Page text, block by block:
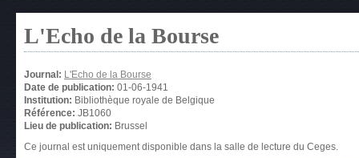
L'Echo de la Bourse
Journal: L'Echo de la Bourse
Date de publication: 01-06-1941
Institution: Bibliothèque royale de Belgique
Référence: JB1060
Lieu de publication: Brussel
Ce journal est uniquement disponible dans la salle de lecture du Ceges.